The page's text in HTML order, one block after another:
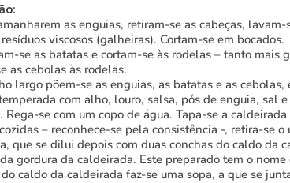
as enguias, retiram-se as cabeças,
viscosos (galheiras). Cortam-se em bocados.
se as batatas e cortam-se às rodelas – tanto mais
as cebolas às rodelas.
largo põem-se as enguias, as batatas e as
com alho, louro, salsa, pós de enguia, sal
Rega-se com um copo de água. Tapa-se a
– reconhece-se pela consistência -, retira-se
que se dilui depois com duas conchas do caldo da
gordura da caldeirada. Este preparado tem o
caldo da caldeirada faz-se uma sopa, a que se